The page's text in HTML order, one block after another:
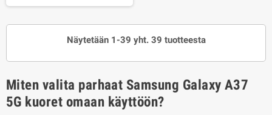
Näytetään 1-39 yht. 39 tuotteesta
Miten valita parhaat Samsung Galaxy A37
5G kuoret omaan käyttöön?